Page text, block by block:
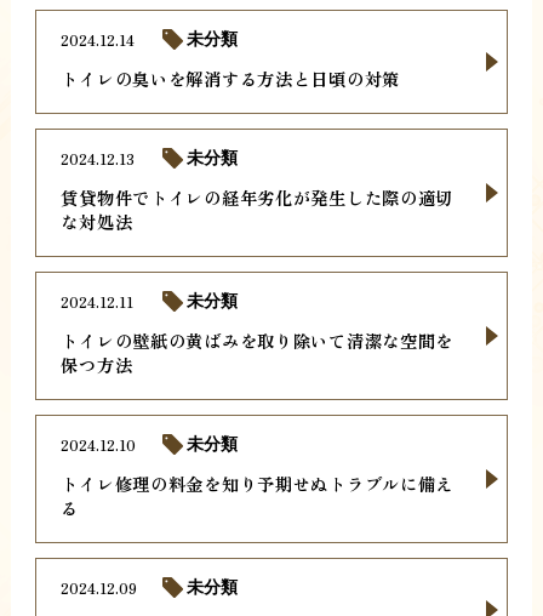
トイレの臭いを解消する方法と日頃の対策
2024.12.14 未分類
賃貸物件でトイレの経年劣化が発生した際の適切
な対処法
2024.12.13 未分類
トイレの壁紙の黄ばみを取り除いて清潔な空間を
保つ方法
2024.12.11 未分類
トイレ修理の料金を知り予期せぬトラブルに備え
る
2024.12.10 未分類
2024.12.09 未分類